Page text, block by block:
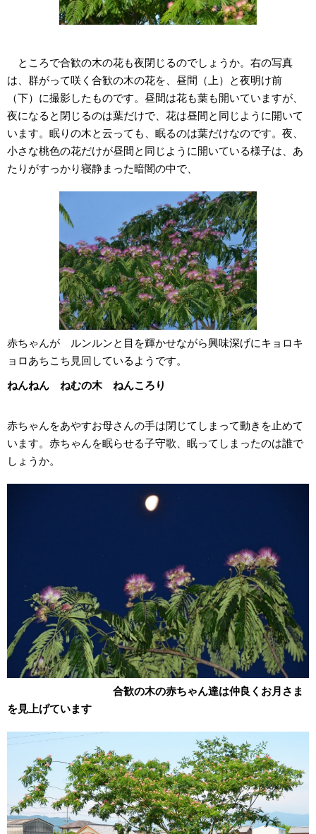
ところで合歓の木の花も夜閉じるのでしょうか。右の写真
は、群がって咲く合歓の木の花を、昼間（上）と夜明け前
（下）に撮影したものです。昼間は花も葉も開いていますが、
夜になると閉じるのは葉だけで、花は昼間と同じように開いて
います。眠りの木と云っても、眠るのは葉だけなのです。夜、
小さな桃色の花だけが昼間と同じように開いている様子は、あ
たりがすっかり寝静まった暗闇の中で、
赤ちゃんが ルンルンと目を輝かせながら興味深げにキョロキ
ョロあちこち見回しているようです。
ねんねん ねむの木 ねんころり
赤ちゃんをあやすお母さんの手は閉じてしまって動きを止めて
います。赤ちゃんを眠らせる子守歌、眠ってしまったのは誰で
しょうか。
合歓の木の赤ちゃん達は仲良くお月さま
を見上げています